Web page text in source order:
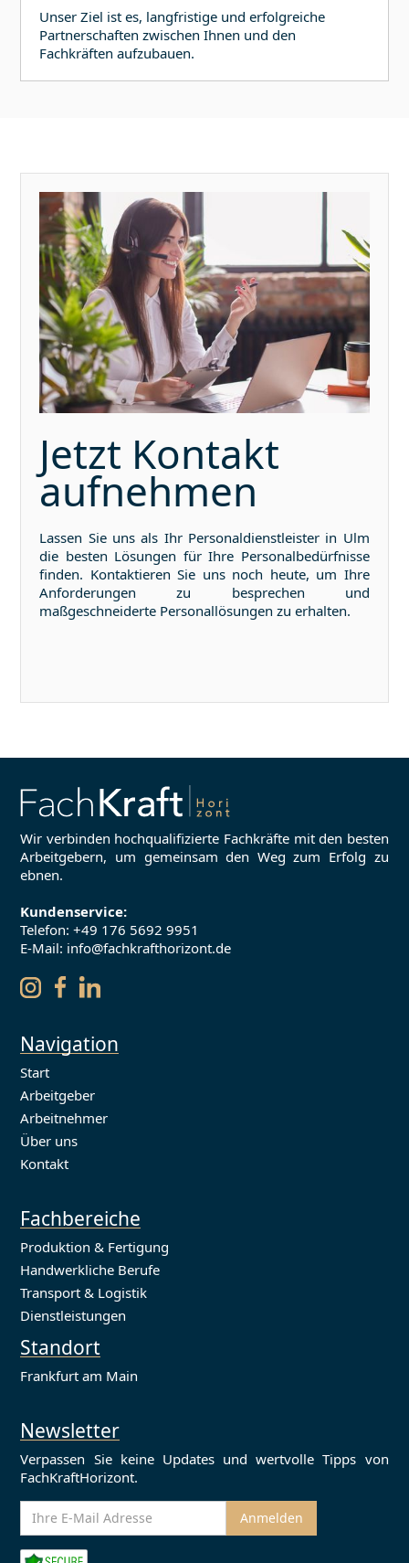
Unser Ziel ist es, langfristige und erfolgreiche
Partnerschaften zwischen Ihnen und den
Fachkräften aufzubauen.
Jetzt Kontakt
aufnehmen
Lassen Sie uns als Ihr Personaldienstleister in Ulm
die besten Lösungen für Ihre Personalbedürfnisse
finden. Kontaktieren Sie uns noch heute, um Ihre
Anforderungen zu besprechen und
maßgeschneiderte Personallösungen zu erhalten.
Wir verbinden hochqualifizierte Fachkräfte mit den besten
Arbeitgebern, um gemeinsam den Weg zum Erfolg zu
ebnen.
Kundenservice:
Telefon:+49 176 5692 9951
E-Mail: info@fachkrafthorizont.de
Navigation
Start
Arbeitgeber
Arbeitnehmer
Über uns
Kontakt
Fachbereiche
Produktion & Fertigung
Handwerkliche Berufe
Transport & Logistik
Dienstleistungen
Standort
Frankfurt am Main
Newsletter
Verpassen Sie keine Updates und wertvolle Tipps von
FachKraftHorizont.